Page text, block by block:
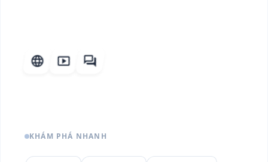
language smart_display forum
KHÁM PHÁ NHANH